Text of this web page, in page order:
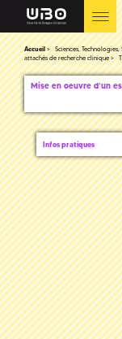
Accueil Sciences, Technologies,
attachés de recherche clinique
Mise en oeuvre d’un
Infos pratiques